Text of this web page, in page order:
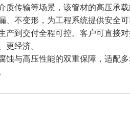
传输等场景，该管材的高压承
不变形，为工程系统提供安全可
到交付全程可控。客户可直接
经济。
与高压性能的双重保障，适配